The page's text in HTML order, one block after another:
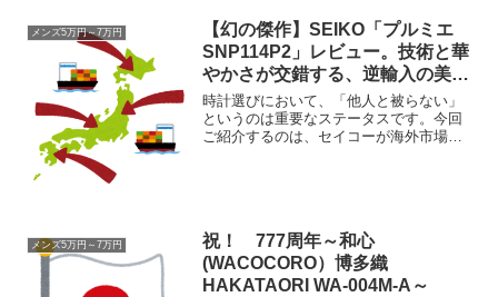
メンズ5万円～7万円
【幻の傑作】SEIKO「プルミエ
SNP114P2」レビュー。技術と華
やかさが交錯する、逆輸入の美
学。
時計選びにおいて、「他人と被らない」
というのは重要なステータスです。今回
ご紹介するのは、セイコーが海外市場向
メンズ5万円～7万円
祝！ 777周年～和心
(WACOCORO）博多織
HAKATAORI WA-004M-A～